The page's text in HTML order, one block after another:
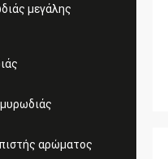
μεγάλης
αρώματος